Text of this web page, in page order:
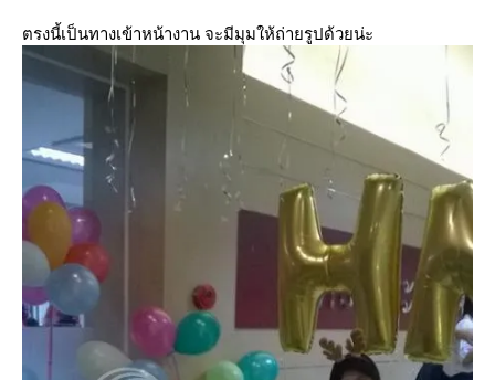
ตรงนี้เป็นทางเข้าหน้างาน จะมีมุมให้ถ่ายรูปด้วยน่ะ